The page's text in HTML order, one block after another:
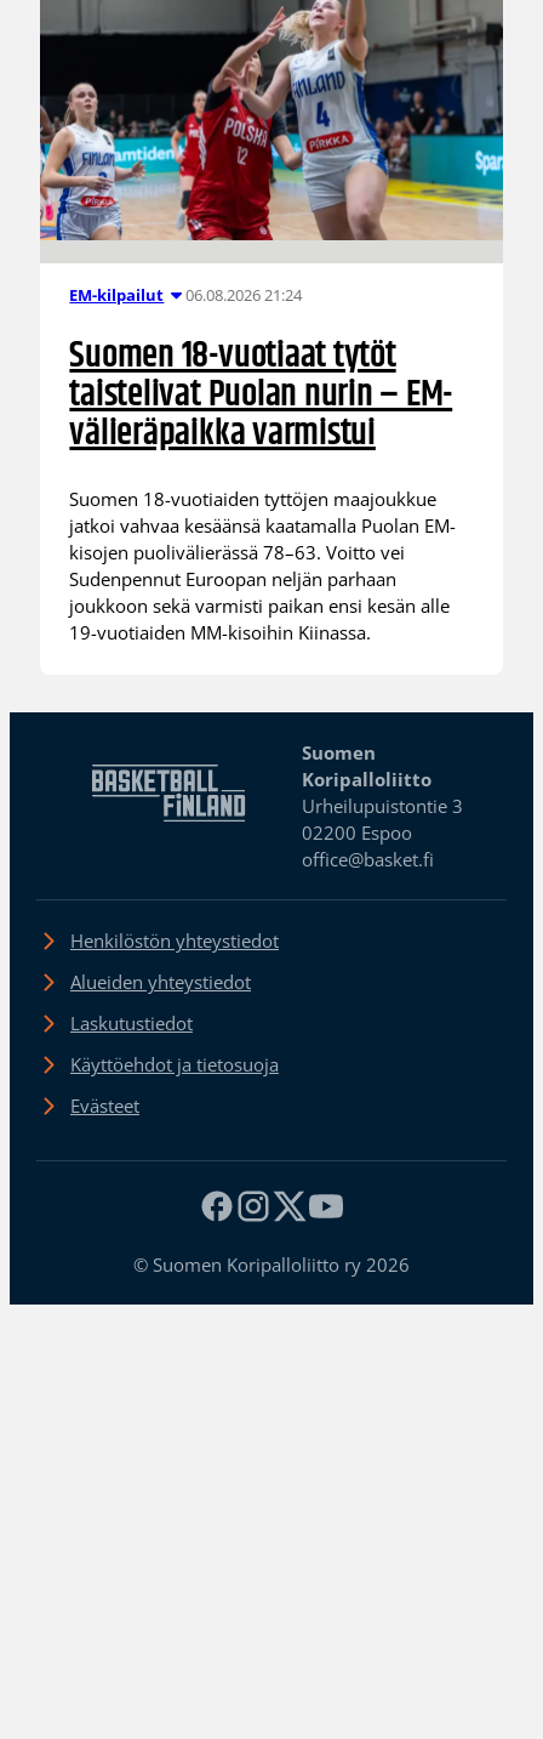
EM-kilpailut 06.08.2026 21:24
Suomen 18-vuotiaat tytöt
taistelivat Puolan nurin – EM-
välieräpaikka varmistui
Suomen 18-vuotiaiden tyttöjen maajoukkue
jatkoi vahvaa kesäänsä kaatamalla Puolan EM-
kisojen puolivälierässä 78–63. Voitto vei
Sudenpennut Euroopan neljän parhaan
joukkoon sekä varmisti paikan ensi kesän alle
19-vuotiaiden MM-kisoihin Kiinassa.
Suomen
Koripalloliitto
Urheilupuistontie 3
02200 Espoo
office@basket.fi
Henkilöstön yhteystiedot
Alueiden yhteystiedot
Laskutustiedot
Käyttöehdot ja tietosuoja
Evästeet
© Suomen Koripalloliitto ry 2026